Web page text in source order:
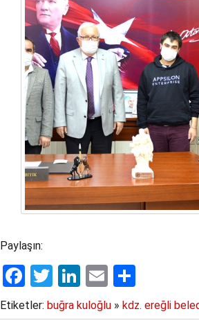
Paylaşın:
Facebook
Twitter
LinkedIn
EmailShare
Etiketler: buğra kuloğlu» kdz. ereğli